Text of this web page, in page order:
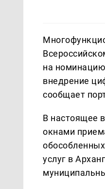
на
внедрение
сообщает
В настоящее
окнами
услуг в